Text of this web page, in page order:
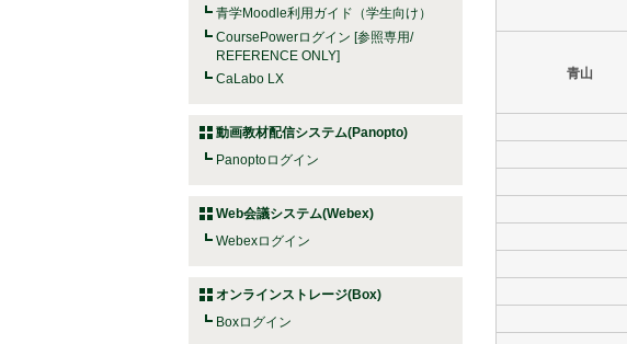
青学Moodle利用ガイド（学生向け）
CoursePowerログイン [参照専用/
REFERENCE ONLY]
CaLabo LX
動画教材配信システム(Panopto)
Panoptoログイン
Web会議システム(Webex)
Webexログイン
オンラインストレージ(Box)
Boxログイン
青山